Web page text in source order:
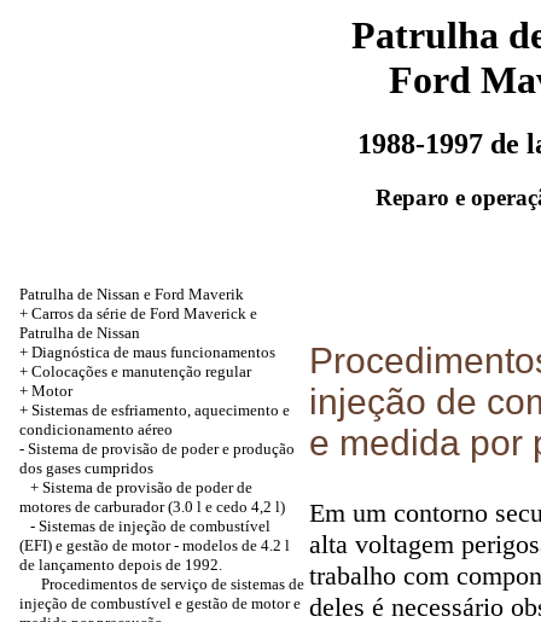
Patrulha
Ford
1988-1997 de
Reparo e
Patrulha de Nissan e Ford Maverik
+ Carros da série de Ford Maverick e
Patrulha de Nissan
+ Diagnóstica de maus funcionamentos
+ Colocações e manutenção regular
+ Motor
+ Sistemas de esfriamento, aquecimento e
condicionamento aéreo
- Sistema de provisão de poder e produção
dos gases cumpridos
+ Sistema de provisão de poder de
motores de carburador (3.0 l e cedo 4,2 l)
- Sistemas de injeção de combustível
(EFI) e gestão de motor - modelos de 4.2 l
de lançamento depois de 1992.
Procedimentos de serviço de sistemas de
injeção de combustível e gestão de motor e
injeção de
e medida por
Em um contorno
alta voltagem
trabalho com
deles é necessário